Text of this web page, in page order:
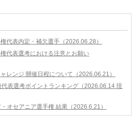
代表内定・補欠選手（2026.06.28）
代表選考における注意とお願い
レンジ 開催日程について（2026.06.21）
表選考ポイントランキング（2026.06.14 現
オセアニア選手権 結果（2026.6.21）